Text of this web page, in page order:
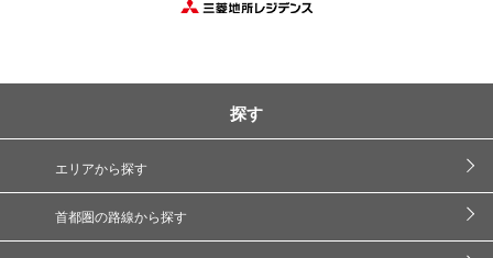
探す
エリアから探す
首都圏の路線から探す